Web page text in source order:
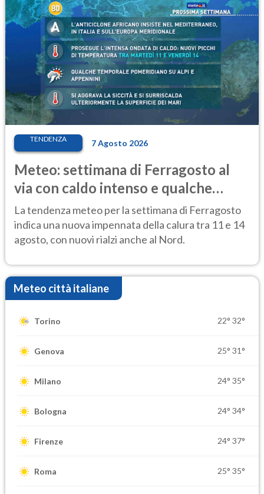
TENDENZA 7 Agosto 2026
Meteo: settimana di Ferragosto al
via con caldo intenso e qualche
temporale
La tendenza meteo per la settimana di Ferragosto
indica una nuova impennata della calura tra 11 e 14
agosto, con nuovi rialzi anche al Nord.
Meteo città italiane
Torino 22° 32°
Genova 25° 31°
Milano 24° 35°
Bologna 24° 34°
Firenze 24° 37°
Roma 25° 35°